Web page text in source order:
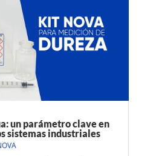
un parámetro clave en
sistemas industriales